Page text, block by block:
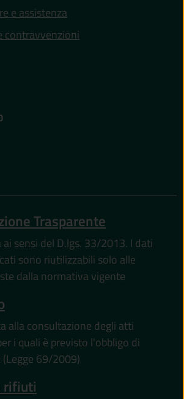
e assistenza
contravvenzioni
Trasparente
sensi del D.lgs. 33/2013. I dati
sono riutilizzabili solo alle
dalla normativa vigente
alla consultazione degli atti
i quali è previsto l'obbligo di
69/2009)
rifiuti